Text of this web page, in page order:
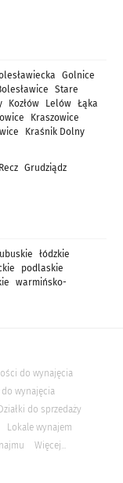
Golnice
Stare
Kozłów Lelów Łąka
Kraszowice
Kraśnik Dolny
Recz Grudziądz
łódzkie
podlaskie
warmińsko-
do wynajęcia
do wynajęcia
Działki do sprzedaży
Lokale wynajem
Więcej...